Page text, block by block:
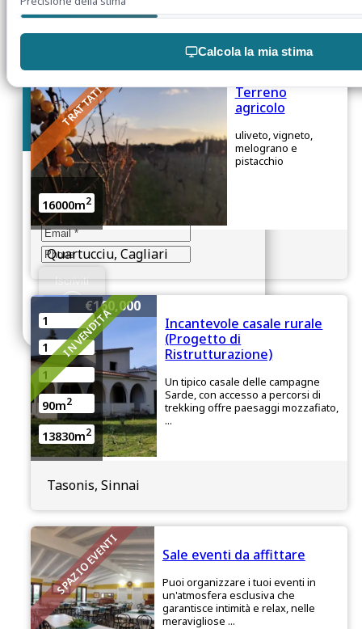
Flumini, Quartu Sant’Elena
TRATTATIVA
16000m2
Terreno
agricolo
uliveto, vigneto,
melograno e
pistacchio
Quartucciu, Cagliari
IN VENDITA€160,000
1
1
1
90m2
13830m2
Incantevole casale rurale
(Progetto di
Ristrutturazione)
Un tipico casale delle campagne
Sarde, con accesso a percorsi di
trekking offre paesaggi mozzafiato,
...
Tasonis, Sinnai
SPAZIO EVENTI Sale eventi da affittare
Puoi organizzare i tuoi eventi in
un'atmosfera esclusiva che
garantisce intimità e relax, nelle
meravigliose ...
Calcola la mia stima
Iscriviti alla mailing list
Iscriverti alla nostra mailing list
Iscriviti